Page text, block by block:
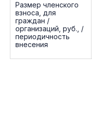
Размер членского
взноса, для
граждан /
организаций, руб., /
периодичность
внесения